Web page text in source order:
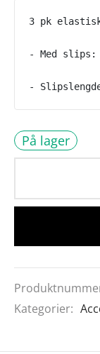
3 pk elastisk
- Med slips:
-
På lager
Kategorier: